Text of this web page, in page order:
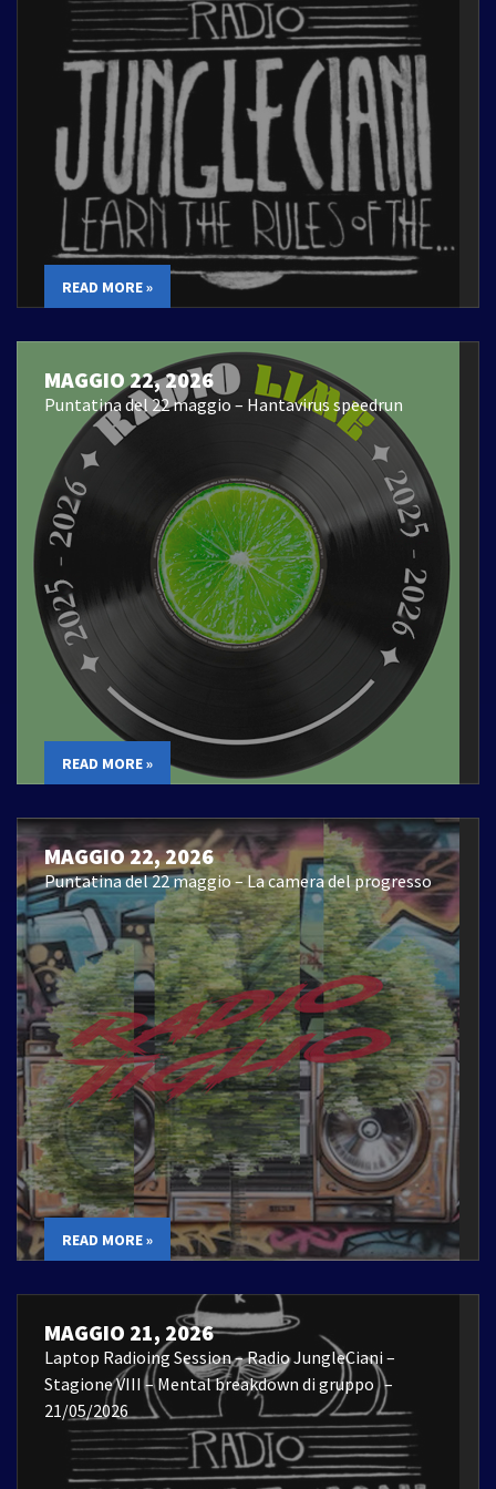
READ MORE »
MAGGIO 22, 2026
Puntatina del 22 maggio – Hantavirus speedrun
READ MORE »
MAGGIO 22, 2026
Puntatina del 22 maggio – La camera del progresso
READ MORE »
MAGGIO 21, 2026
Laptop Radioing Session – Radio JungleCiani –
Stagione VIII – Mental breakdown di gruppo –
21/05/2026